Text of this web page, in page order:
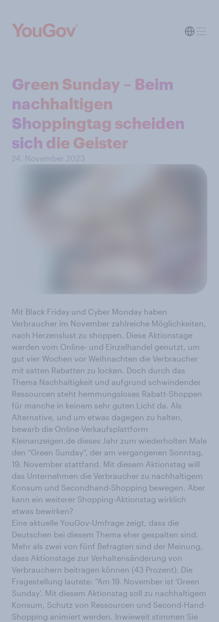
Green Sunday – Beim
nachhaltigen
Shoppingtag scheiden
sich die Geister
24. November 2023
Mit Black Friday und Cyber Monday haben
Verbraucher im November zahlreiche Möglichkeiten,
nach Herzenslust zu shoppen. Diese Aktionstage
werden vom Online- und Einzelhandel genutzt, um
gut vier Wochen vor Weihnachten die Verbraucher
mit satten Rabatten zu locken. Doch durch das
Thema Nachhaltigkeit und aufgrund schwindender
Ressourcen steht hemmungsloses Rabatt-Shoppen
für manche in keinem sehr guten Licht da. Als
Alternative, und um etwas dagegen zu halten,
bewarb die Online-Verkaufsplattform
Kleinanzeigen.de dieses Jahr zum wiederholten Male
den “Green Sunday“, der am vergangenen Sonntag,
19. November stattfand. Mit diesem Aktionstag will
das Unternehmen die Verbraucher zu nachhaltigem
Konsum und Secondhand-Shopping bewegen. Aber
kann ein weiterer Shopping-Aktionstag wirklich
etwas bewirken?
Eine aktuelle YouGov-Umfrage zeigt, dass die
Deutschen bei diesem Thema eher gespalten sind.
Mehr als zwei von fünf Befragten sind der Meinung,
dass Aktionstage zur Verhaltensänderung von
Verbrauchern beitragen können (43 Prozent). Die
Fragestellung lautete: “Am 19. November ist ‘Green
Sunday’. Mit diesem Aktionstag soll zu nachhaltigem
Konsum, Schutz von Ressourcen und Second-Hand-
Shopping animiert werden. Inwieweit stimmen Sie